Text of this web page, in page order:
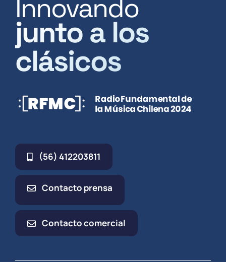
Innovando
junto a los
clásicos
(56) 412203811
Contacto prensa
Contacto comercial